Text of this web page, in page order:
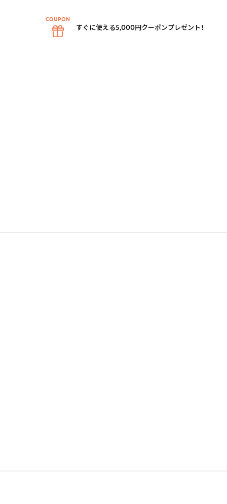
すぐに使える5,000円クーポンプレゼント！